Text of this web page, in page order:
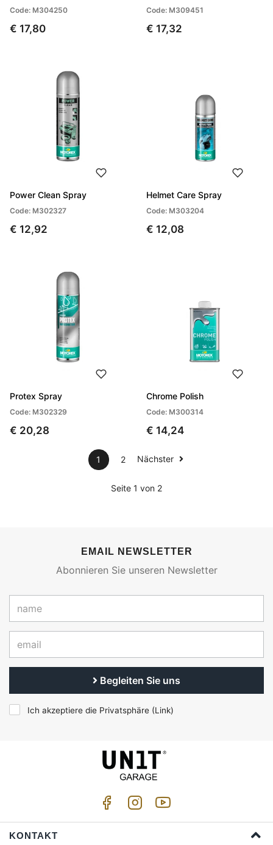
Code: M304250
€ 17,80
Code: M309451
€ 17,32
Power Clean Spray
Code: M302327
€ 12,92
Helmet Care Spray
Code: M303204
€ 12,08
Protex Spray
Code: M302329
€ 20,28
Chrome Polish
Code: M300314
€ 14,24
1 2 Nächster
Seite 1 von 2
EMAIL NEWSLETTER
Abonnieren Sie unseren Newsletter
Begleiten Sie uns
Ich akzeptiere die Privatsphäre (Link)
KONTAKT